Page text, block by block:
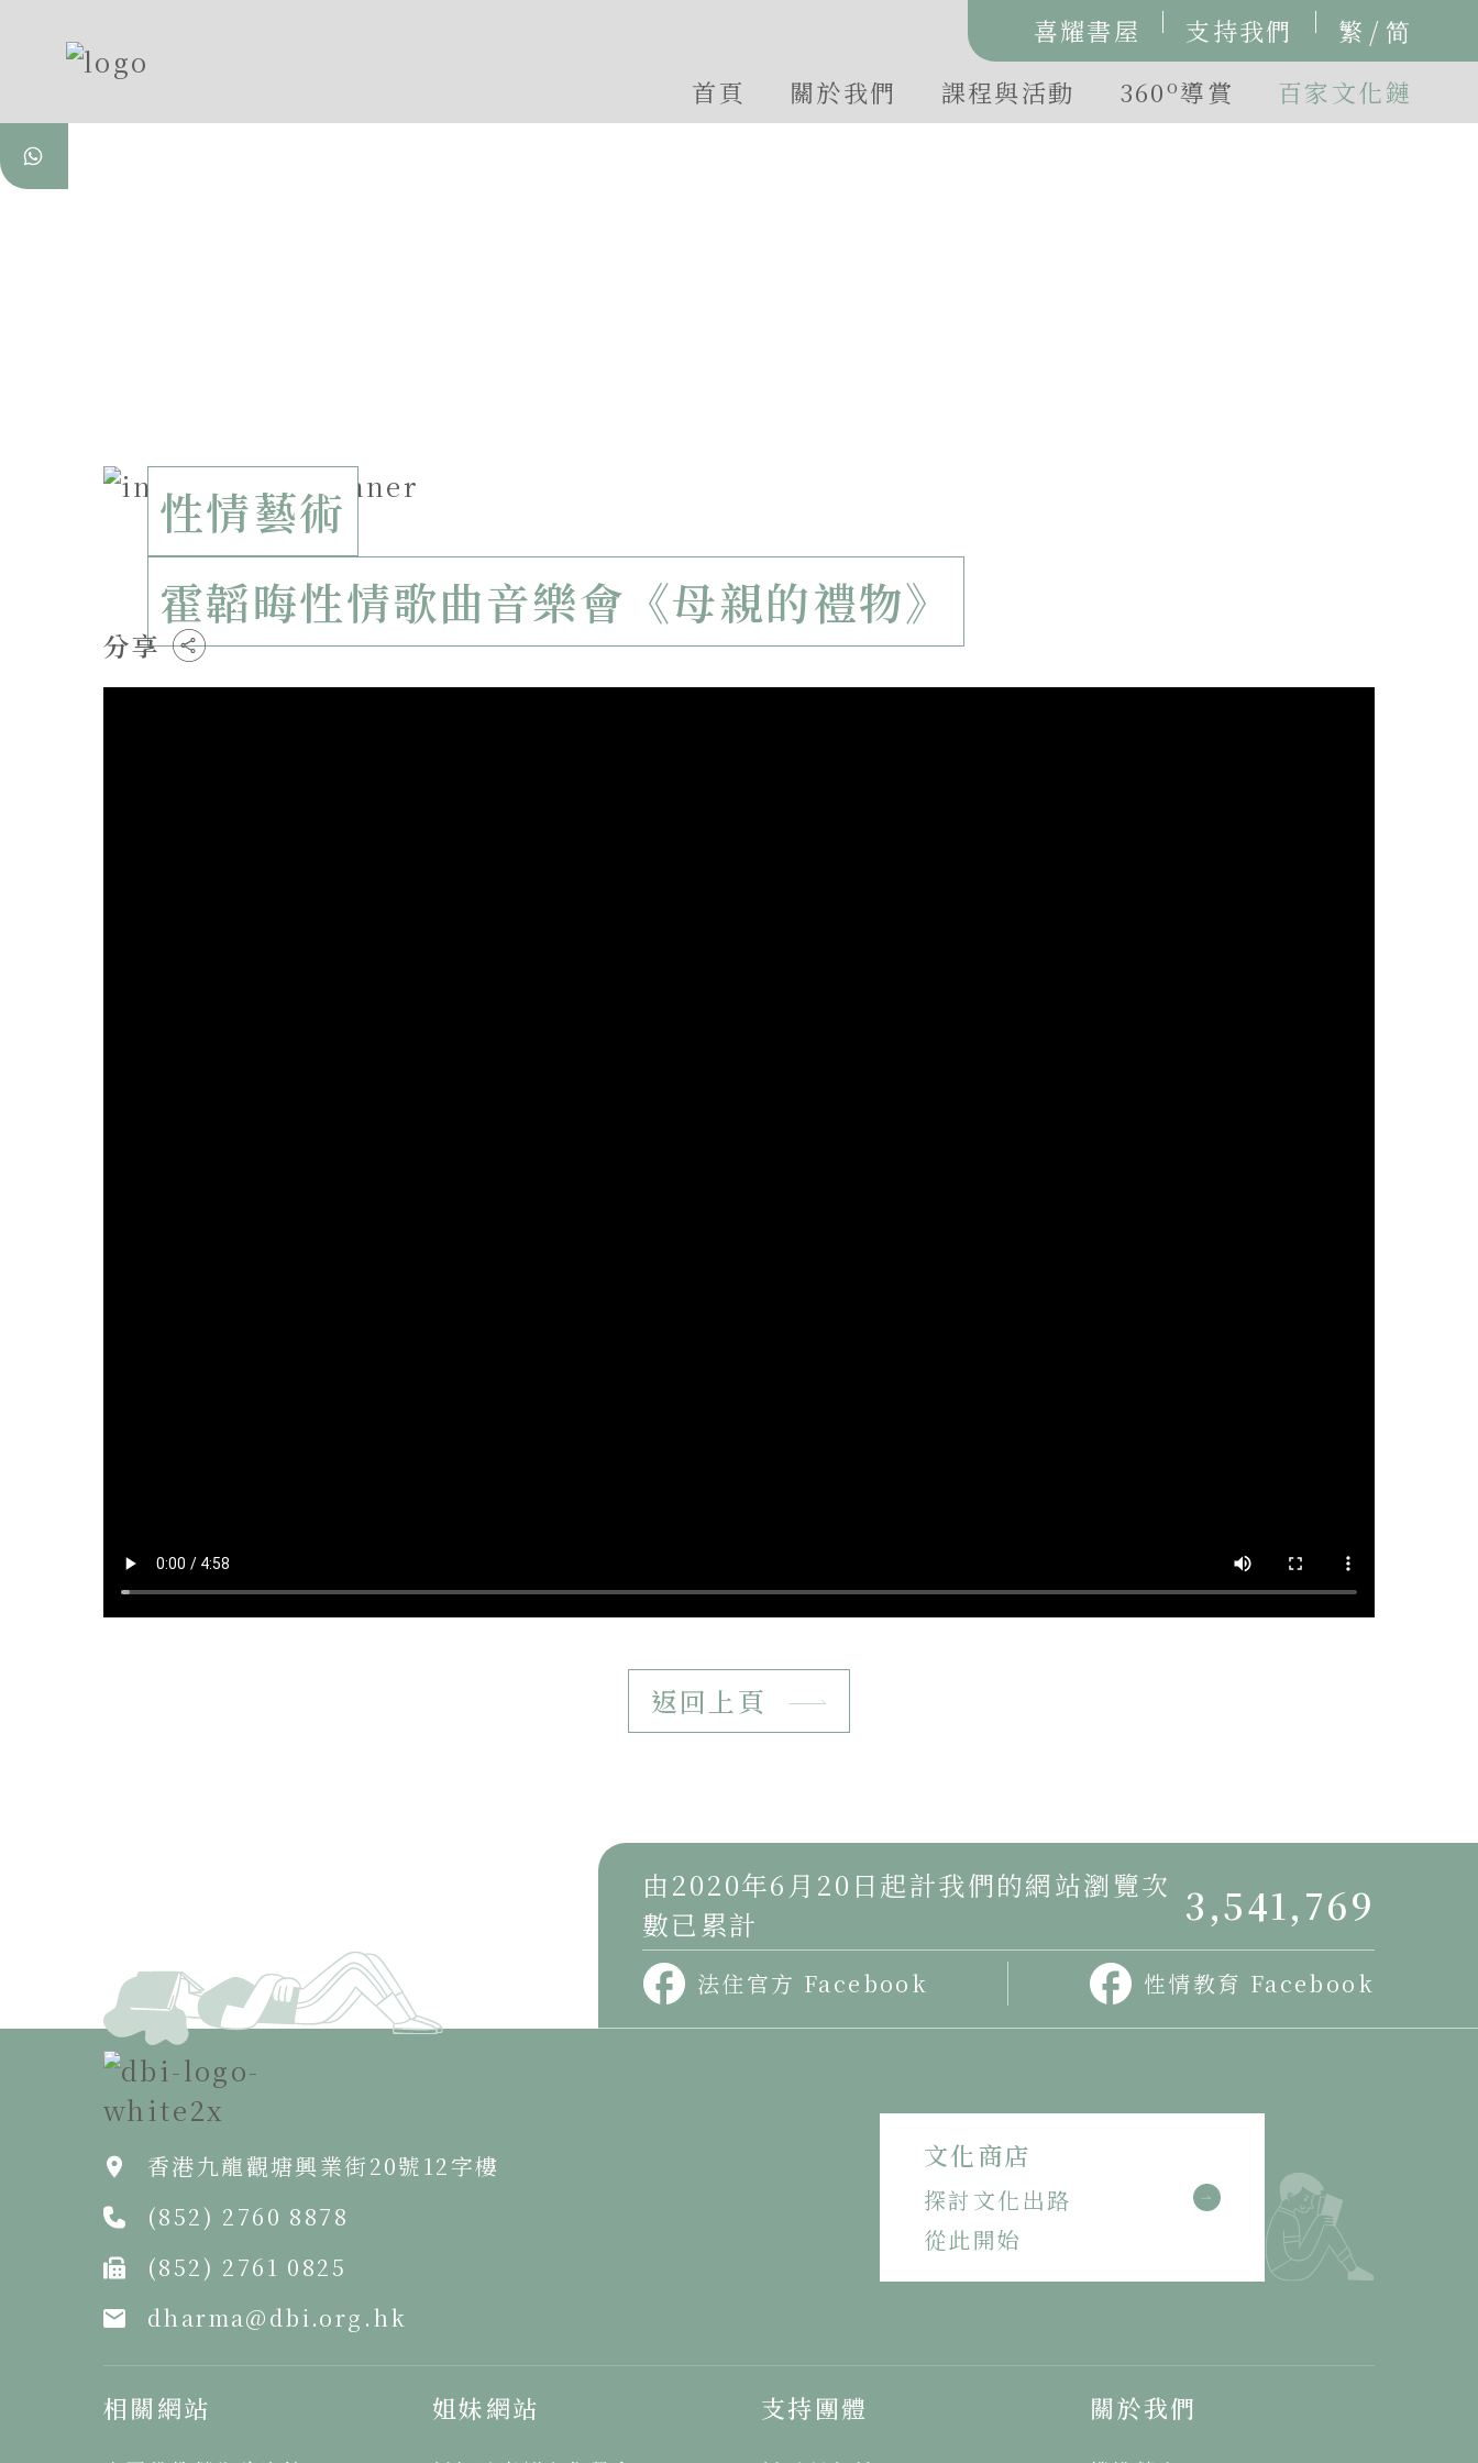
喜耀書屋 支持我們 繁 / 简
首頁
關於我們 課程與活動 360o導賞 百家文化鏈
性情藝術
霍韜晦性情歌曲音樂會《母親的禮物》
分享
返回上頁
由2020年6月20日起計我們的網站瀏覽次
數已累計
3,541,769
法住官方 Facebook 性情教育 Facebook
香港九龍觀塘興業街20號12字樓
(852) 2760 8878
(852) 2761 0825
dharma@dbi.org.hk
文化商店
探討文化出路
從此開始
相關網站 姐妹網站 支持團體 關於我們